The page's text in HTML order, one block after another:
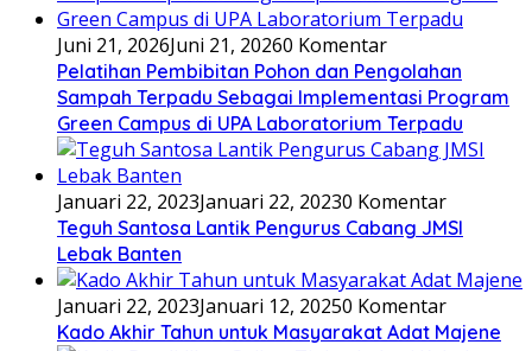
Juni 21, 2026Juni 21, 20260 Komentar
Pelatihan Pembibitan Pohon dan Pengolahan
Sampah Terpadu Sebagai Implementasi Program
Green Campus di UPA Laboratorium Terpadu
Januari 22, 2023Januari 22, 20230 Komentar
Teguh Santosa Lantik Pengurus Cabang JMSI
Lebak Banten
Januari 22, 2023Januari 12, 20250 Komentar
Kado Akhir Tahun untuk Masyarakat Adat Majene